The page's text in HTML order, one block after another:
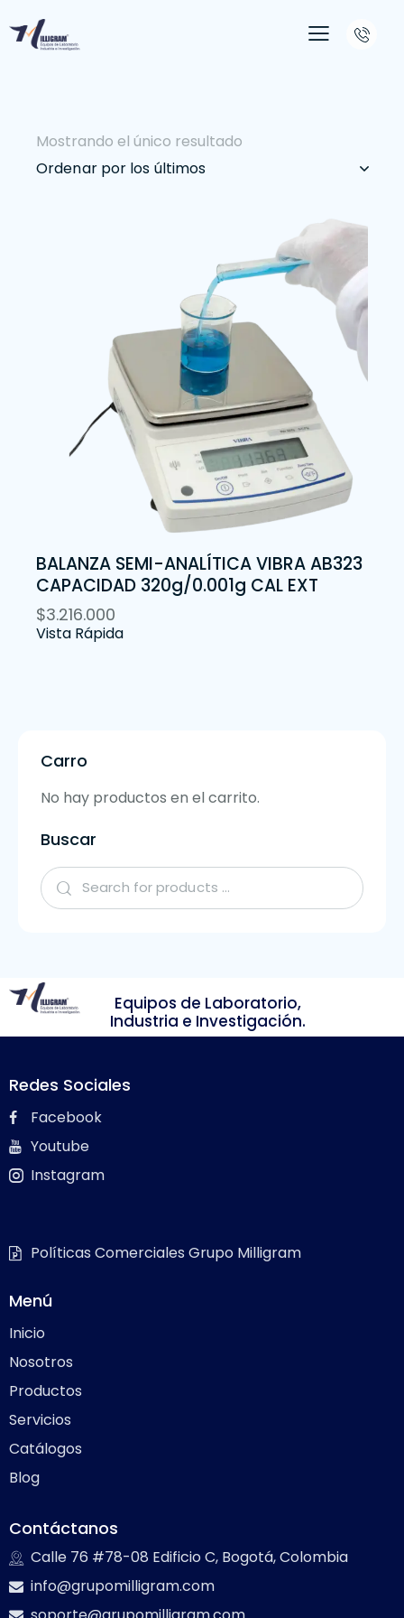
Mostrando el único resultado
BALANZA SEMI-ANALÍTICA VIBRA AB323
CAPACIDAD 320g/0.001g CAL EXT
$3.216.000
Vista Rápida
Carro
No hay productos en el carrito.
Buscar
Equipos de Laboratorio,
Industria e Investigación.
Redes Sociales
Facebook
Youtube
Instagram
Políticas Comerciales Grupo Milligram
Menú
Inicio
Nosotros
Productos
Servicios
Catálogos
Blog
Contáctanos
Calle 76 #78-08 Edificio C, Bogotá, Colombia
info@grupomilligram.com